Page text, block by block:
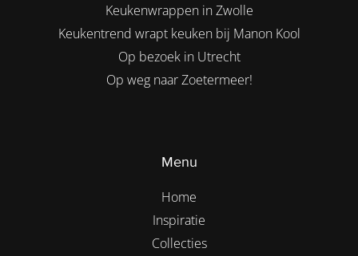
Keukenwrappen in Zwolle
Keukentrend wrapt keuken bij Manon Kool
Op bezoek in Utrecht
Op weg naar Zoetermeer!
Menu
Home
Inspiratie
Collecties